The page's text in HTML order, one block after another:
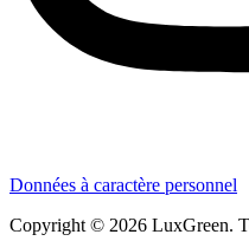
Données à caractère personnel
Copyright © 2026 LuxGreen.